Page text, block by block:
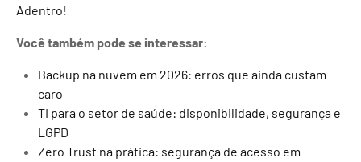
Adentro!
Você também pode se interessar:
Backup na nuvem em 2026: erros que ainda custam
caro
TI para o setor de saúde: disponibilidade, segurança e
LGPD
Zero Trust na prática: segurança de acesso em